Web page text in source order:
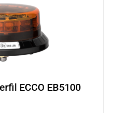
ECCO EB5100